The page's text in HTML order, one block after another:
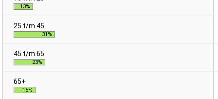
13%
31%
23%
15%